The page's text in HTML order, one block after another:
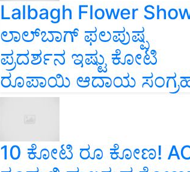
Lalbagh Flower
ಲಾಲ್‌ಬಾಗ್ ಫಲಪುಷ್ಪ
ಪ್ರದರ್ಶನ ಇಷ್ಟು ಕೋಟಿ
ರೂಪಾಯಿ ಆದಾಯ
10 ಕೋಟಿ ರೂ ಕೋಣ!